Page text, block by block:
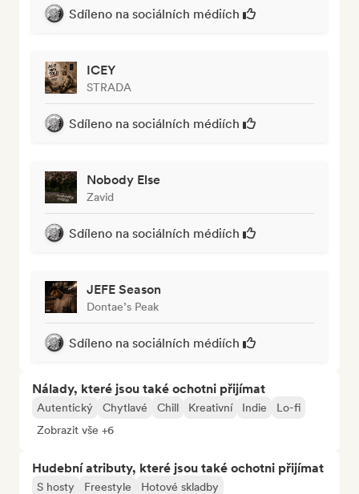
Sdíleno na sociálních médiích
ICEY
STRADA
Sdíleno na sociálních médiích
Nobody Else
Zavid
Sdíleno na sociálních médiích
JEFE Season
Dontae’s Peak
Sdíleno na sociálních médiích
Nálady, které jsou také ochotni přijímat
Autentický Chytlavé Chill Kreativní Indie
Lo-fi
Zobrazit vše +6
Hudební atributy, které jsou také ochotni přijímat
S hosty Freestyle
Hotové skladby